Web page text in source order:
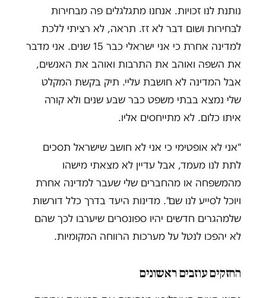
נותנת לנו זכויות. אנחנו מתגלגלים פה מבחירות
לבחירות ושום דבר לא זז. תראה, לא רציתי ללכת
למדינה אחרת כי אני ישראלי כבר 15 שנים. אני מדבר
את השפה ואוהב את התרבות ואוהב את האנשים,
אבל המדינה לא חושבת עליי. תיק בקשת המקלט
שלי נמצא בבתי משפט כבר שבע שנים ולא קורה
איתו כלום. לא מתייחסים אליו.
"אני לא אופטימי כי אני לא חושב שישראל תסכים
לתת לנו מעמד, אבל עדיין לא מצאתי מישהו
מהמשפחה או מהחברים שלי שעבר למדינה אחרת
ויוכל לסייע לנו שם". מדינות היעד בדרך כלל דורשות
שלמהגרים חדשים יהיו ספונסרים שיערבו לכך שהם
לא יהפכו לנטל על מערכות הרווחה המקומיות.
החזקים עוזבים ראשונים